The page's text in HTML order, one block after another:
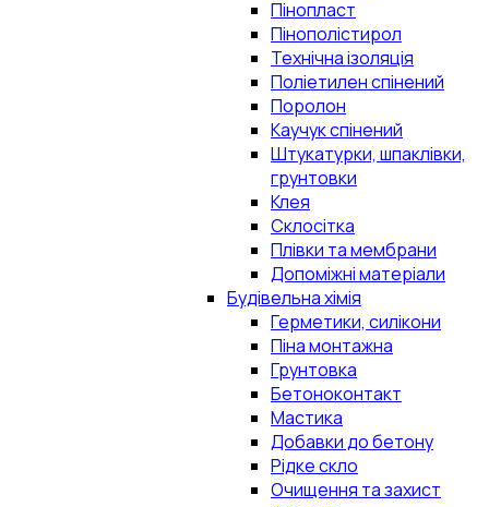
Пінопласт
Пінополістирол
Технічна ізоляція
Поліетилен спінений
Поролон
Каучук спінений
Штукатурки, шпаклівки,
грунтовки
Клея
Склосітка
Плівки та мембрани
Допоміжні матеріали
Будівельна хімія
Герметики, силікони
Піна монтажна
Грунтовка
Бетоноконтакт
Мастика
Добавки до бетону
Рідке скло
Очищення та захист